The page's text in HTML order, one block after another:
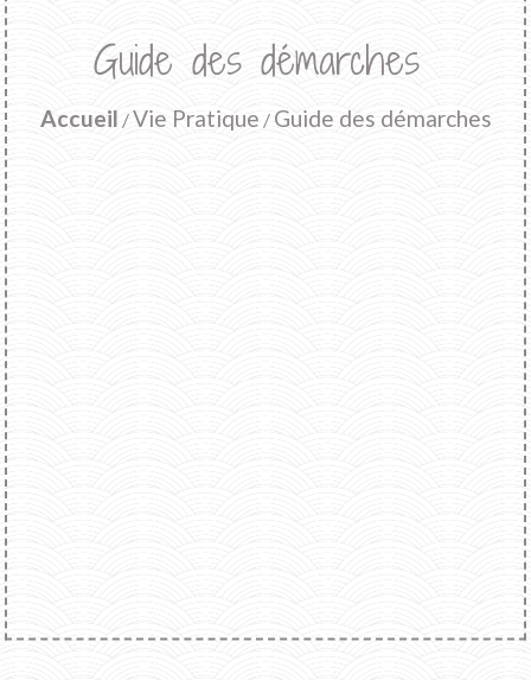
Guide des démarches
Accueil /Vie Pratique / Guide des démarches